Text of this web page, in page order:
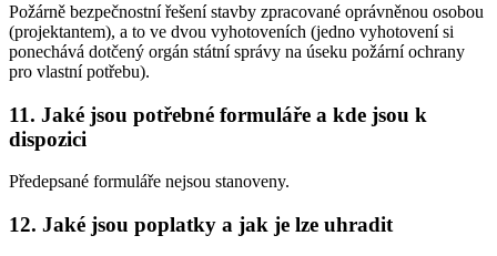
Požárně bezpečnostní řešení stavby zpracované oprávněnou osobou
(projektantem), a to ve dvou vyhotoveních (jedno vyhotovení si
ponechává dotčený orgán státní správy na úseku požární ochrany
pro vlastní potřebu).
11. Jaké jsou potřebné formuláře a kde jsou k
dispozici
Předepsané formuláře nejsou stanoveny.
12. Jaké jsou poplatky a jak je lze uhradit